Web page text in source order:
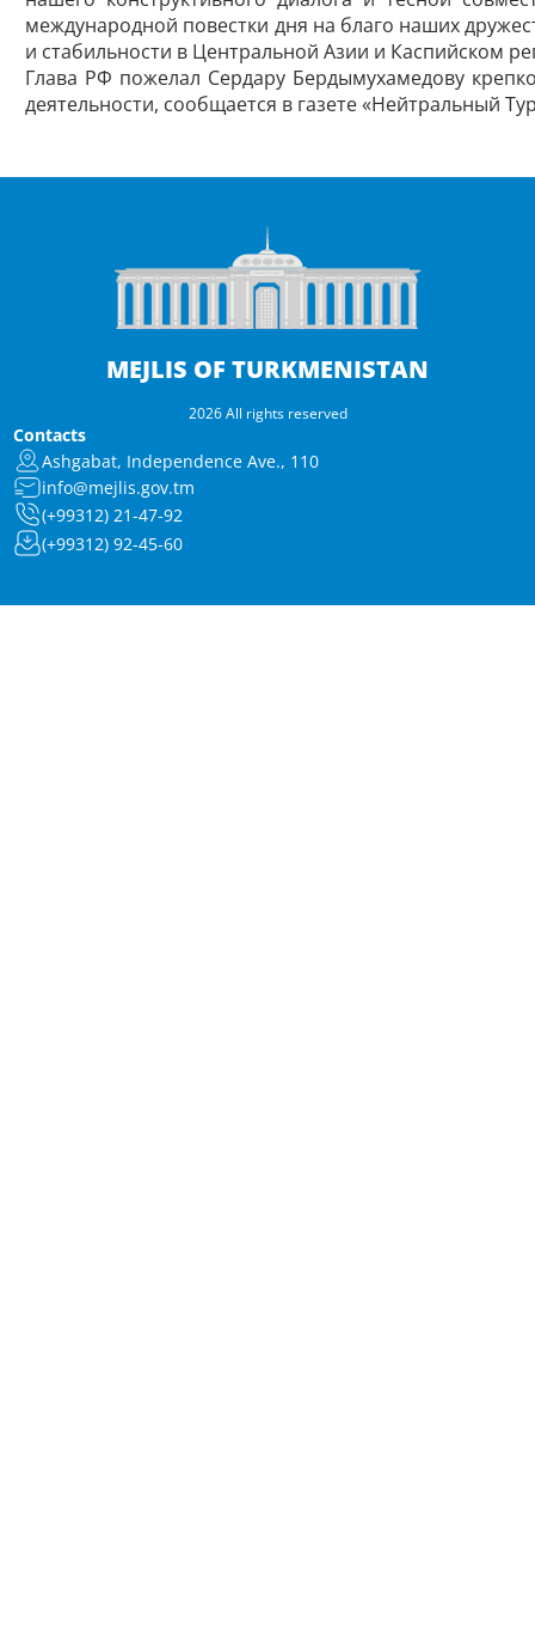
международной повестки дня на благо наших
и стабильности в Центральной Азии и Каспийском
Глава РФ пожелал Сердару Бердымухамедову
деятельности, сообщается в газете «Нейтральный
MEJLIS OF TURKMENISTAN
2026 All rights reserved
Contacts
Ashgabat, Independence Ave., 110
info@mejlis.gov.tm
(+99312) 21-47-92
(+99312) 92-45-60